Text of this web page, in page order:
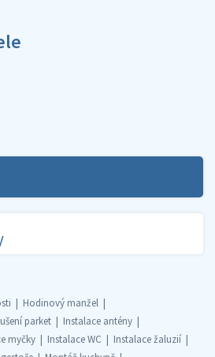
Hodinový manžel
parket
Instalace antény
myčky Instalace WC
Instalace žaluzií